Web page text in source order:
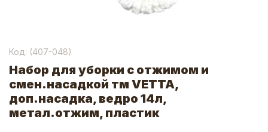
Код: (407-048)
Набор для уборки с отжимом и
смен.насадкой тм VETTA,
доп.насадка, ведро 14л,
метал.отжим, пластик